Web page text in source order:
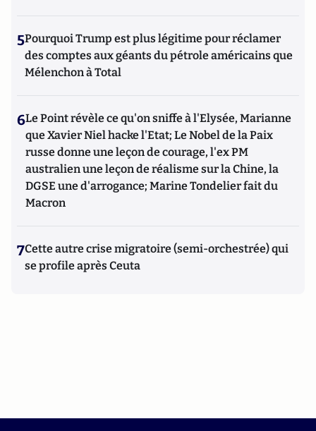
5Pourquoi Trump est plus légitime pour réclamer
des comptes aux géants du pétrole américains que
Mélenchon à Total
6Le Point révèle ce qu'on sniffe à l'Elysée, Marianne
que Xavier Niel hacke l'Etat; Le Nobel de la Paix
russe donne une leçon de courage, l'ex PM
australien une leçon de réalisme sur la Chine, la
DGSE une d'arrogance; Marine Tondelier fait du
Macron
7Cette autre crise migratoire (semi-orchestrée) qui
se profile après Ceuta